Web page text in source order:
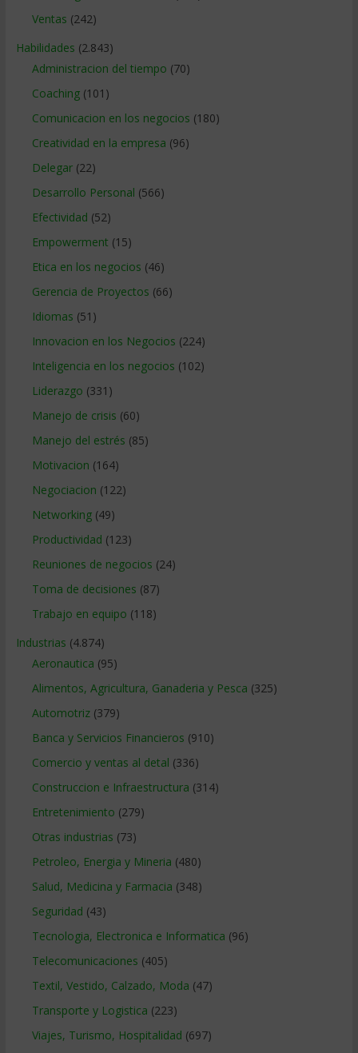
Ventas (242)
Habilidades (2.843)
Administracion del tiempo (70)
Coaching(101)
Comunicacion en los negocios (180)
Creatividad en la empresa (96)
Delegar(22)
Desarrollo Personal (566)
Efectividad (52)
Empowerment (15)
Etica en los negocios (46)
Gerencia de Proyectos (66)
Idiomas (51)
Innovacion en los Negocios (224)
Inteligencia en los negocios (102)
Liderazgo (331)
Manejo de crisis (60)
Manejo del estrés (85)
Motivacion (164)
Negociacion (122)
Networking(49)
Productividad (123)
Reuniones de negocios (24)
Toma de decisiones (87)
Trabajo en equipo (118)
Industrias (4.874)
Aeronautica (95)
Alimentos, Agricultura, Ganaderia y Pesca (325)
Automotriz(379)
Banca y Servicios Financieros (910)
Comercio y ventas al detal (336)
Construccion e Infraestructura (314)
Entretenimiento (279)
Otras industrias (73)
Petroleo, Energia y Mineria (480)
Salud, Medicina y Farmacia (348)
Seguridad (43)
Tecnologia, Electronica e Informatica (96)
Telecomunicaciones (405)
Textil, Vestido, Calzado, Moda (47)
Transporte y Logistica (223)
Viajes, Turismo, Hospitalidad (697)